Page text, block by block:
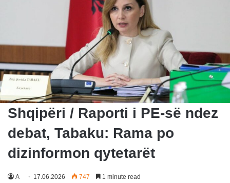
Shqipëri / Raporti i PE-së ndez
debat, Tabaku: Rama po
dizinformon qytetarët
A 17.06.2026 747 1 minute read